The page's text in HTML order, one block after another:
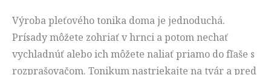
Výroba pleťového tonika doma je jednoduchá.
Prísady môžete zohriať v hrnci a potom nechať
vychladnúť alebo ich môžete naliať priamo do fľaše s
rozprašovačom. Tonikum nastriekajte na tvár a pred